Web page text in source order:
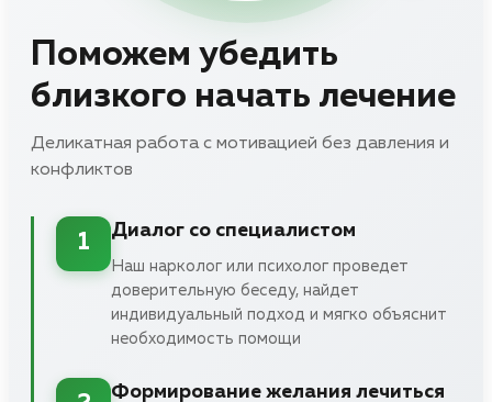
Поможем убедить
близкого начать лечение
Деликатная работа с мотивацией без давления и
конфликтов
1
Диалог со специалистом
Наш нарколог или психолог проведет
доверительную беседу, найдет
индивидуальный подход и мягко объяснит
необходимость помощи
Формирование желания лечиться